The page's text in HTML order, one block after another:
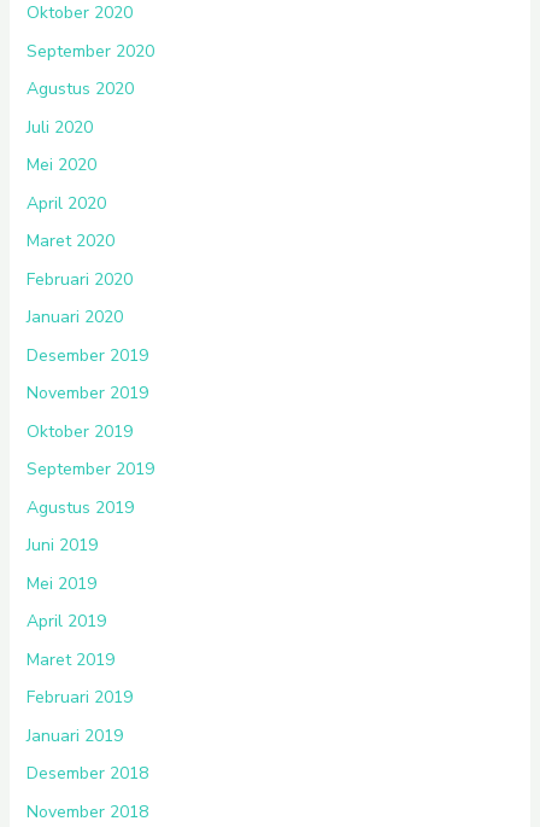
Oktober 2020
September 2020
Agustus 2020
Juli 2020
Mei 2020
April 2020
Maret 2020
Februari 2020
Januari 2020
Desember 2019
November 2019
Oktober 2019
September 2019
Agustus 2019
Juni 2019
Mei 2019
April 2019
Maret 2019
Februari 2019
Januari 2019
Desember 2018
November 2018